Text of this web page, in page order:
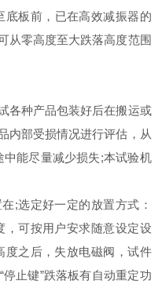
底板前，已在高效减振器的
从零高度至大跌落高度范围
种产品包装好后在搬运或
内部受损情况进行评估，从
能尽量减少损失;本试验机
选定好一定的放置方式：
，可按用户安求随意设定设
度之后，失放电磁阀，试件
止键”跌落板有自动重定功